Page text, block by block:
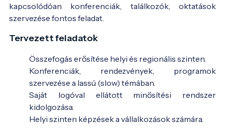
kapcsolódóan konferenciák, találkozók, oktatások
szervezése fontos feladat.
Tervezett feladatok
Összefogás erősítése helyi és regionális szinten.
Konferenciák, rendezvények, programok
szervezése a lassú (slow) témában.
Saját logóval ellátott minősítési rendszer
kidolgozása.
Helyi szinten képzések a vállalkozások számára.